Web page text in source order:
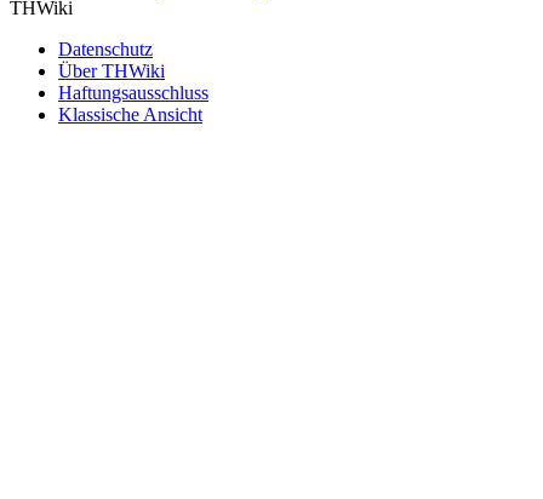
THWiki
Datenschutz
Über THWiki
Haftungsausschluss
Klassische Ansicht